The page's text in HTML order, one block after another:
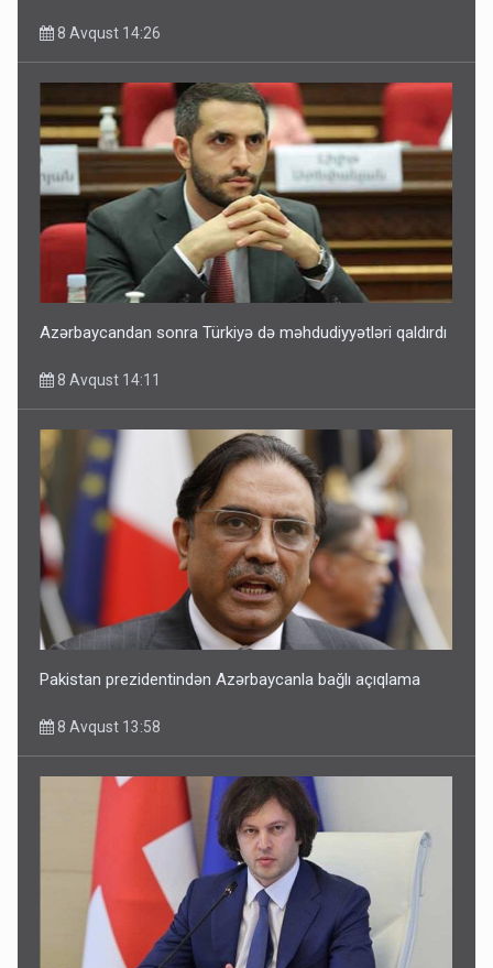
8 Avqust 14:26
Azərbaycandan sonra Türkiyə də məhdudiyyətləri qaldırdı
8 Avqust 14:11
Pakistan prezidentindən Azərbaycanla bağlı açıqlama
8 Avqust 13:58